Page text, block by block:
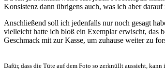
Konsistenz dann übrigens auch, was ich aber
Anschließend soll ich jedenfalls nur noch gesagt
vielleicht hatte ich bloß ein Exemplar erwischt, das
Geschmack mit zur Kasse, um zuhause weiter zu
Dafür, dass die Tüte auf dem Foto so zerknüllt aussieht,